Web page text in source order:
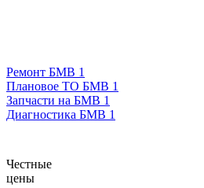
Ремонт БМВ 1
Плановое ТО БМВ 1
Запчасти на БМВ 1
Диагностика БМВ 1
Честные
цены